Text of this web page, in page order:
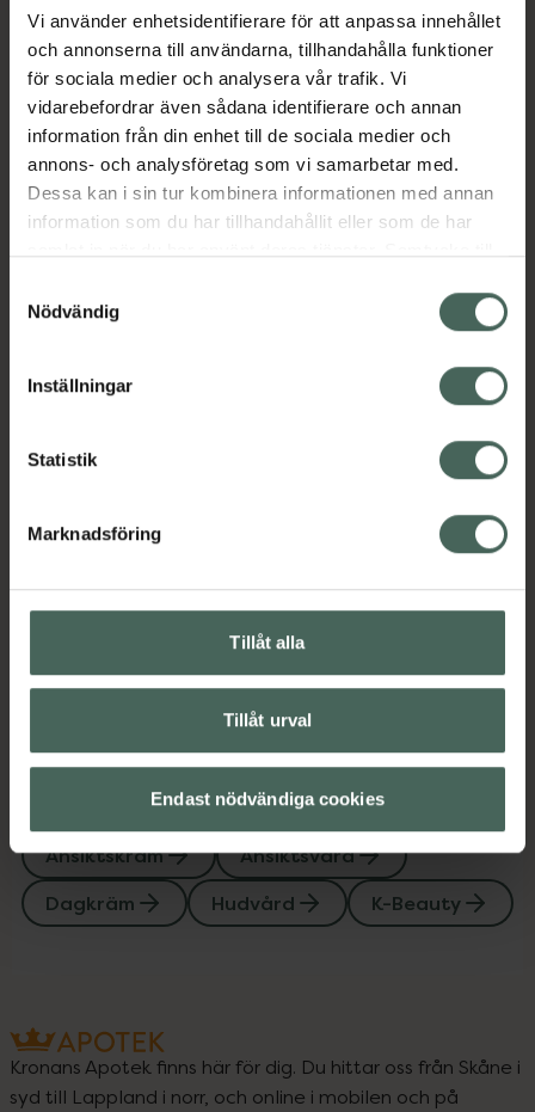
Vi använder enhetsidentifierare för att anpassa innehållet
och annonserna till användarna, tillhandahålla funktioner
för sociala medier och analysera vår trafik. Vi
vidarebefordrar även sådana identifierare och annan
information från din enhet till de sociala medier och
annons- och analysföretag som vi samarbetar med.
Dessa kan i sin tur kombinera informationen med annan
information som du har tillhandahållit eller som de har
återkalla ditt samtycke via webbplatsens
cookieinställningar. Ett återkallat samtycke påverkar inte
lagligheten av behandling som skett innan återkallelsen.
Nödvändig
Inställningar
Statistik
Marknadsföring
Tillåt alla
Tillåt urval
Endast nödvändiga cookies
269 kr
Köp båda för:524 kr
Köp båda
Beskrivning Dölj
pantenol, betain och allantoin för att snabbt
Jämförpris
Kategorier:
K-Beauty
Innehåll Visa
Instruktioner Visa
Upptäck flera produkter inom
Ansiktskräm
Ansiktsvård
Dagkräm
Hudvård K-Beauty
Kronans Apotek finns här för dig. Du hittar oss från Skåne i
syd till Lappland i norr, och online i mobilen och på